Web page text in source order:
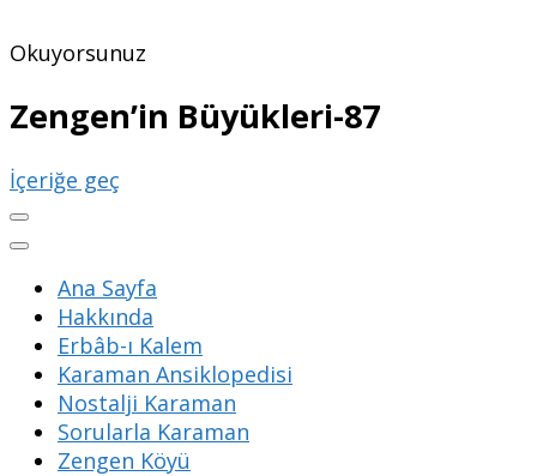
Okuyorsunuz
Zengen’in Büyükleri-87
İçeriğe geç
Ana Sayfa
Hakkında
Erbâb-ı Kalem
Karaman Ansiklopedisi
Nostalji Karaman
Sorularla Karaman
Zengen Köyü